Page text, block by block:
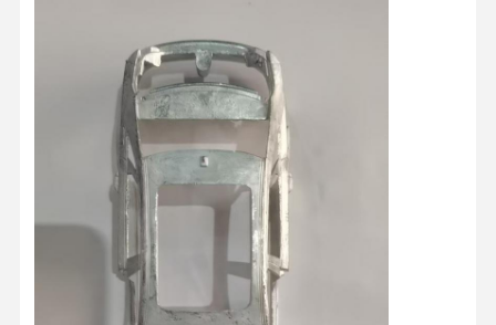
Control De
Contacto Noticias
Ahora Charle
Molde de inyección de plástico